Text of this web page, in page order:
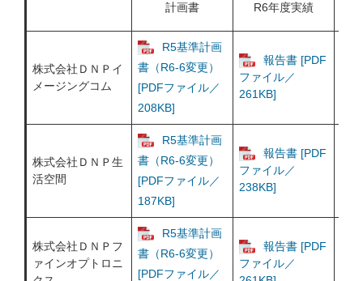
計画書 R6年度実績
株式会社ＤＮＰイ
メージングコム
R5基準計画
書（R6-6変更）
[PDFファイル／
208KB]
報告書 [PDF
ファイル／
261KB]
株式会社ＤＮＰ生
活空間
R5基準計画
書（R6-6変更）
[PDFファイル／
187KB]
報告書 [PDF
ファイル／
238KB]
株式会社ＤＮＰフ
ァインオプトロニ
R5基準計画
書（R6-6変更）
[PDFファイル／
報告書 [PDF
ファイル／